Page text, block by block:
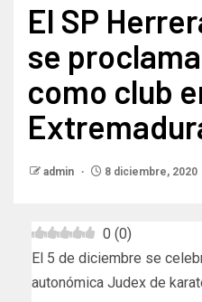
El SP
se
como club
admin 8 diciembre, 2020
0 (0)
El 5 de diciembre se
autonómica Judex de